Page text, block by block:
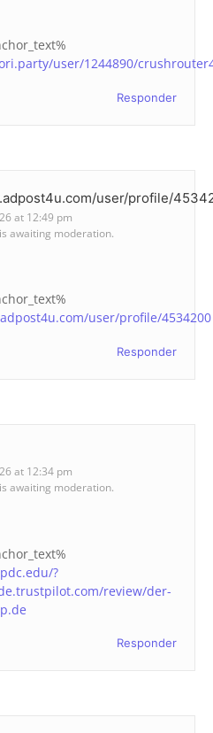
user/1244890/
Responder
user/profile/
at 12:49 pm
awaiting moderation.
user/profile/4534200
Responder
at 12:34 pm
awaiting moderation.
?
review/der-
Responder